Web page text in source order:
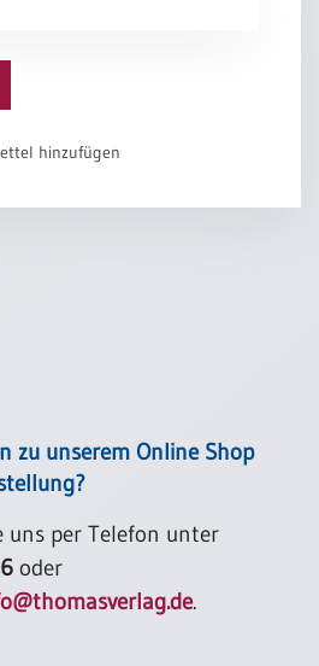
hinzufügen
zu unserem Online Shop
uns per Telefon unter
oder
.